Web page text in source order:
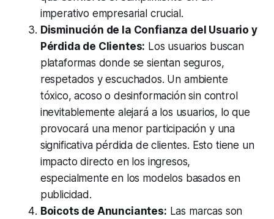
imperativo empresarial crucial.
Disminución de la Confianza del Usuario y
Pérdida de Clientes: Los usuarios buscan
plataformas donde se sientan seguros,
respetados y escuchados. Un ambiente
tóxico, acoso o desinformación sin control
inevitablemente alejará a los usuarios, lo que
provocará una menor participación y una
significativa pérdida de clientes. Esto tiene un
impacto directo en los ingresos,
especialmente en los modelos basados en
publicidad.
Boicots de Anunciantes: Las marcas son